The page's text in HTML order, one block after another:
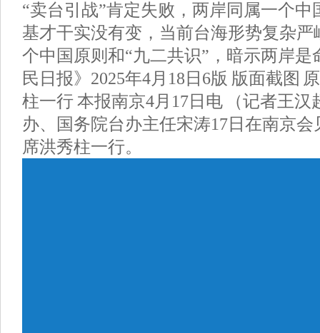
“卖台引战”肯定失败，两岸同属一个中
基才干实没有变，当前台海形势复杂
个中国原则和“九二共识”，暗示两岸是
民日报》2025年4月18日6版 版面截图
柱一行 本报南京4月17日电 （记者王汉
办、国务院台办主任宋涛17日在南京
席洪秀柱一行。